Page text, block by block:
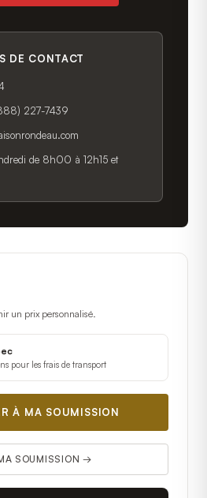
DE CONTACT
227-7439
de 8h00 à 12h15 et
un prix personnalisé.
pour les frais de transport
À MA SOUMISSION
SOUMISSION →